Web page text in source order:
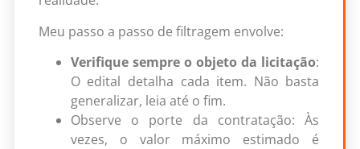
Meu passo a passo de filtragem envolve:
Verifique sempre o objeto da licitação:
O edital detalha cada item. Não basta
generalizar, leia até o fim.
Observe o porte da contratação: Às
vezes, o valor máximo estimado é